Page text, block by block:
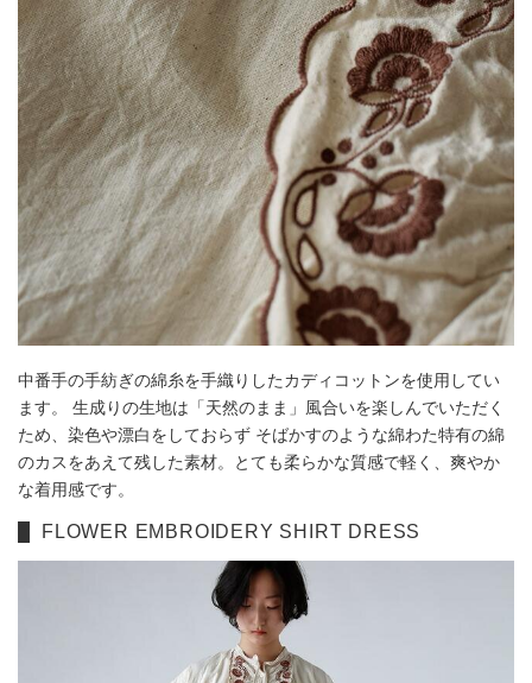
中番手の手紡ぎの綿糸を手織りしたカディコットンを使用してい
ます。 生成りの生地は「天然のまま」風合いを楽しんでいただく
ため、染色や漂白をしておらず そばかすのような綿わた特有の綿
のカスをあえて残した素材。とても柔らかな質感で軽く、爽やか
な着用感です。
FLOWER EMBROIDERY SHIRT DRESS